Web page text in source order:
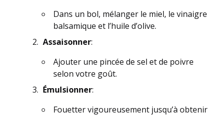
Dans un bol, mélanger le miel, le vinaigre
balsamique et l’huile d’olive.
Assaisonner:
Ajouter une pincée de sel et de poivre
selon votre goût.
Émulsionner:
Fouetter vigoureusement jusqu’à obtenir